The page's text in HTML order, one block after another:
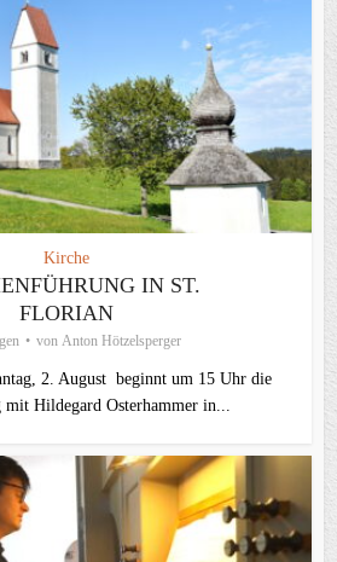
Kirche
IN ST.
FLORIAN
von Anton Hötzelsperger
2. August beginnt um 15 Uhr die
mit Hildegard Osterhammer in...